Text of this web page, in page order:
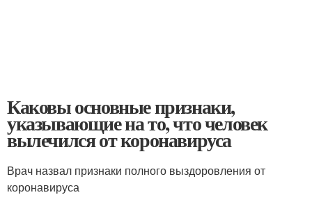
Каковы основные признаки,
указывающие на то, что человек
вылечился от коронавируса
Врач назвал признаки полного выздоровления от
коронавируса